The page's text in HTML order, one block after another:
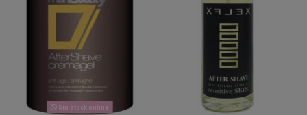
Sin stock online